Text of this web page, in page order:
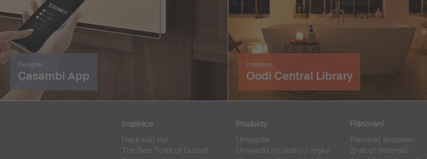
Designer
Casambi App
Inspirace
Oodi Central Library
Inspirace
Najdi svůj styl
The Best Toilet of Duravit
Produkty
Umyvadla
Umyvadla na desku / misky
Plánování
Plánovač koupelen
Znalost materiálů